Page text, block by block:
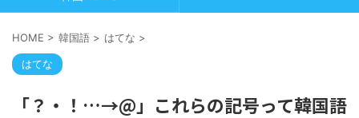
HOME > 韓国語 > はてな >
はてな
「？・！…→@」これらの記号って韓国語